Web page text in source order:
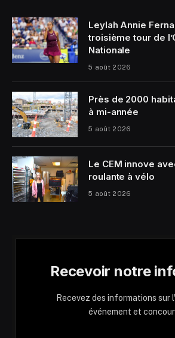
Leylah Annie
troisième tour de
Nationale
5 août 2026
Près de 2000
à mi-année
5 août 2026
Le CEM innove
roulante à vélo
5 août 2026
Recevoir notre
Recevez des informations sur
événement et